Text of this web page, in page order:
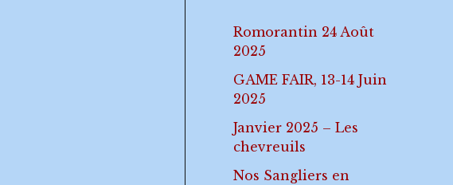
Romorantin 24 Août
2025
GAME FAIR, 13-14 Juin
2025
Janvier 2025 – Les
chevreuils
Nos Sangliers en